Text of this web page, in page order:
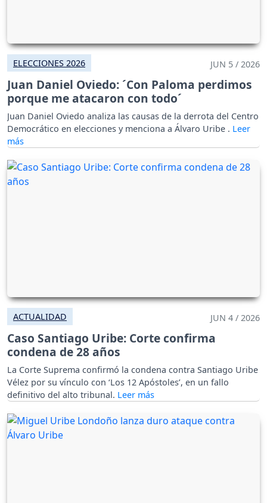
ELECCIONES 2026 JUN 5 / 2026
Juan Daniel Oviedo: ´Con Paloma perdimos
porque me atacaron con todo´
Juan Daniel Oviedo analiza las causas de la derrota del Centro
Democrático en elecciones y menciona a Álvaro Uribe .
ACTUALIDAD JUN 4 / 2026
Caso Santiago Uribe: Corte confirma
condena de 28 años
La Corte Suprema confirmó la condena contra Santiago Uribe
Vélez por su vínculo con ‘Los 12 Apóstoles’, en un fallo
definitivo del alto tribunal.